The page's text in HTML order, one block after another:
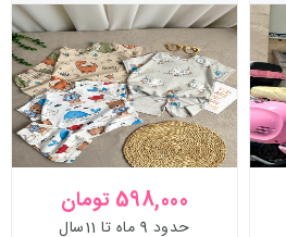
598,000 تومان
حدود 9 ماه تا 11سال